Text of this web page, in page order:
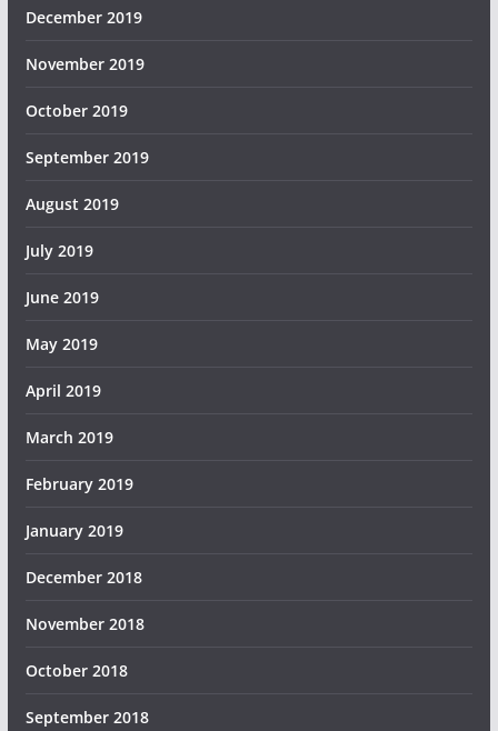
December 2019
November 2019
October 2019
September 2019
August 2019
July 2019
June 2019
May 2019
April 2019
March 2019
February 2019
January 2019
December 2018
November 2018
October 2018
September 2018